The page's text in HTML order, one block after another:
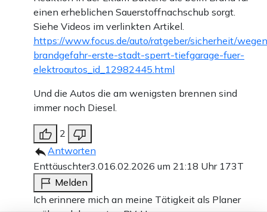
einen erheblichen Sauerstoffnachschub sorgt.
Siehe Videos im verlinkten Artikel.
https://www.focus.de/auto/ratgeber/sicherheit/
brandgefahr-erste-stadt-sperrt-tiefgarage-fuer-
elektroautos_id_12982445.html
Und die Autos die am wenigsten brennen sind
immer noch Diesel.
2
Antworten
Enttäuschter3.016.02.2026 um 21:18 Uhr 173T
Melden
Ich erinnere mich an meine Tätigkeit als Planer